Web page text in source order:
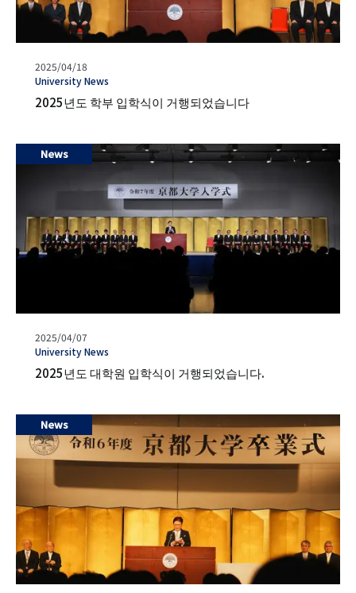
발
행
일
2025/04/18
タ
グ
University News
2025년도 학부 입학식이 거행되었습니다
News
발
행
일
2025/04/07
タ
グ
University News
2025년도 대학원 입학식이 거행되었습니다.
News